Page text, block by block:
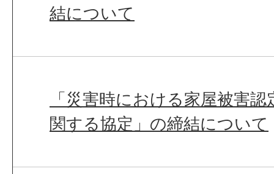
結について
「災害時における家屋被害
関する協定」の締結について